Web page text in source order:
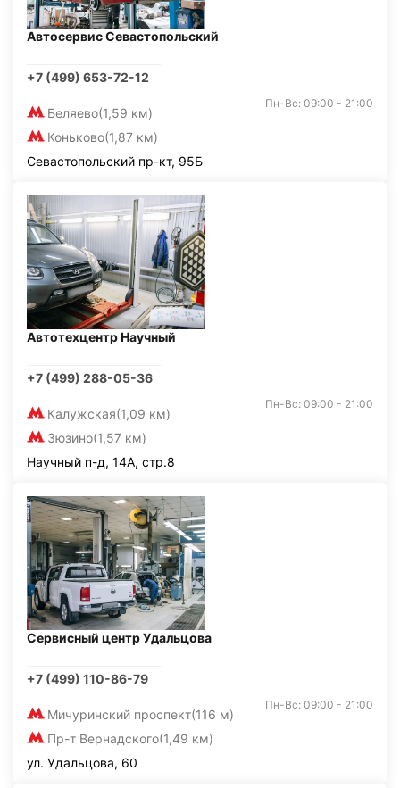
Автосервис Севастопольский
+7 (499) 653-72-12
Беляево(1,59 км)
Коньково(1,87 км)
Пн-Вс: 09:00 - 21:00
Севастопольский пр-кт, 95Б
Автотехцентр Научный
+7 (499) 288-05-36
Калужская(1,09 км)
Зюзино(1,57 км)
Пн-Вс: 09:00 - 21:00
Научный п-д, 14А, стр.8
Сервисный центр Удальцова
+7 (499) 110-86-79
Мичуринский проспект(116 м)
Пр-т Вернадского(1,49 км)
Пн-Вс: 09:00 - 21:00
ул. Удальцова, 60